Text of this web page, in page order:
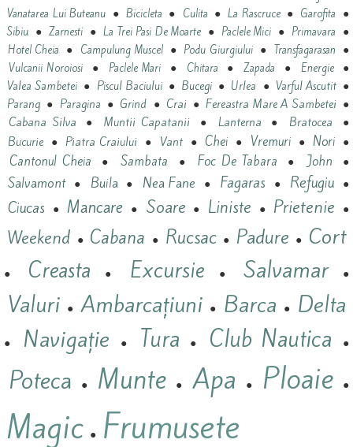
Vanatarea Lui Buteanu ● Bicicleta ● Culita ●La Rascruce● Garofita ●
Sibiu ●Zarnesti ●La Trei Pasi De Moarte● Paclele Mici ● Primavara ●
Hotel Cheia ● Campulung Muscel● Podu Giurgiului ● Transfagarasan ●
Vulcanii Noroiosi ● Paclele Mari ● Chitara ●Zapada ● Energie●
Valea Sambetei ● Piscul Baciului● Bucegi ● Urlea ● Varful Ascutit●
Parang ● Paragina ● Grind ● Crai●Fereastra Mare A Sambetei●
Cabana Silva ●Muntii Capatanii● Lanterna ● Bratocea ●
Bucurie● Piatra Craiului ● Vant●Chei ● Vremuri● Nori ●
Cantonul Cheia ●Sambata ●Foc De Tabara ● John ●
Salvamont● Buila ● Nea Fane ● Fagaras ● Refugiu ●
Ciucas ●Mancare ● Soare ● Liniste ● Prietenie ●
Weekend ● Cabana ● Rucsac● Padure ● Cort
● Creasta ● Excursie ● Salvamar●
Valuri ●Ambarcațiuni ● Barca ● Delta
● Navigație ● Tura ● Club Nautica ●
Poteca ● Munte ●Apa ● Ploaie ●
Magic ● Frumusete